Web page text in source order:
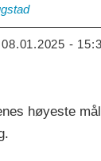
08.01.2025 -
høyeste